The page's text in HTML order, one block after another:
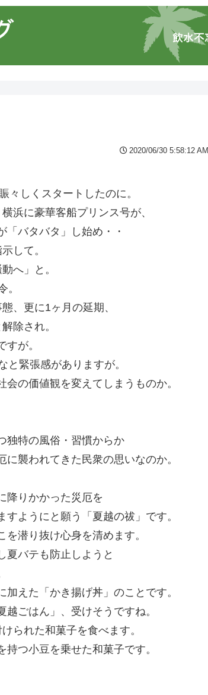
2020/06/30 5:58:12 AM
々しくスタートしたのに。
浜に豪華客船プリンス号が、
「バタバタ」し始め・・
して。
へ」と。
。
、更に1ヶ月の延期、
除され。
が。
緊張感がありますが。
の価値観を変えてしまうものか。
独特の風俗・習慣からか
襲われてきた民衆の思いなのか。
降りかかった災厄を
ようにと願う「夏越の祓」です。
潜り抜け心身を清めます。
夏バテも防止しようと
えた「かき揚げ丼」のことです。
ごはん」、受けそうですね。
られた和菓子を食べます。
つ小豆を乗せた和菓子です。